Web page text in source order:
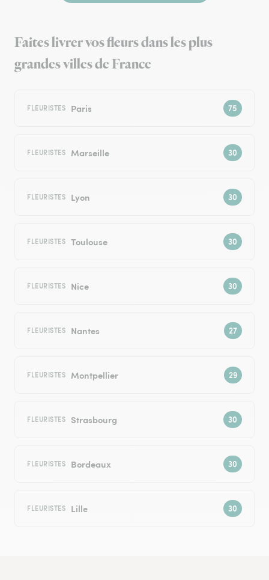
Faites livrer vos fleurs dans les plus
grandes villes de France
FLEURISTES Paris
FLEURISTES Marseille
FLEURISTES Lyon
FLEURISTES Toulouse
FLEURISTES Nice
FLEURISTES Nantes
FLEURISTES Montpellier
FLEURISTES Strasbourg
FLEURISTES Bordeaux
FLEURISTES Lille